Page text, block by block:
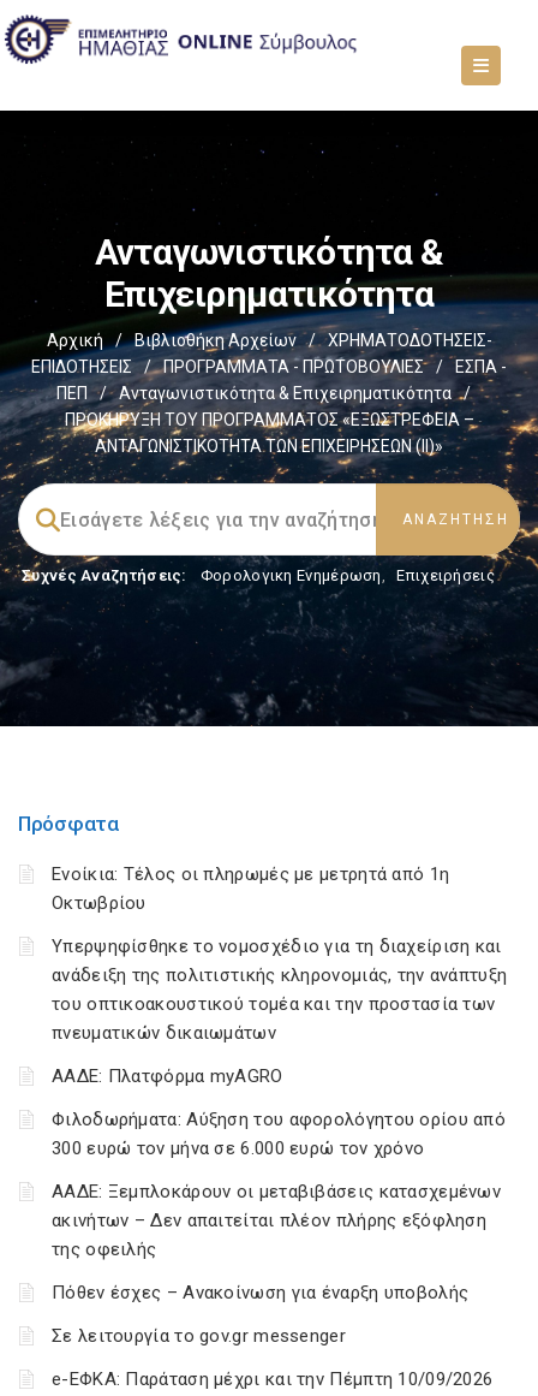
Ανταγωνιστικότητα &
Επιχειρηματικότητα
Αρχική / Βιβλιοθήκη Αρχείων /
ΧΡΗΜΑΤΟΔΟΤΗΣΕΙΣ-
ΕΠΙΔΟΤΗΣΕΙΣ
/ ΠΡΟΓΡΑΜΜΑΤΑ - ΠΡΩΤΟΒΟΥΛΙΕΣ /
ΕΣΠΑ -
ΠΕΠ
/ Ανταγωνιστικότητα & Επιχειρηματικότητα
/
ΠΡΟΚΗΡΥΞΗ ΤΟΥ ΠΡΟΓΡΑΜΜΑΤΟΣ «ΕΞΩΣΤΡΕΦΕΙΑ –
ΑΝΤΑΓΩΝΙΣΤΙΚΟΤΗΤΑ ΤΩΝ ΕΠΙΧΕΙΡΗΣΕΩΝ (II)»
Συχνές Αναζητήσεις: Φορολογικη Ενημέρωση, Επιχειρήσεις
Πρόσφατα
Ενοίκια: Τέλος οι πληρωμές με μετρητά από 1η
Οκτωβρίου
Υπερψηφίσθηκε το νομοσχέδιο για τη διαχείριση και
ανάδειξη της πολιτιστικής κληρονομιάς, την ανάπτυξη
του οπτικοακουστικού τομέα και την προστασία των
πνευματικών δικαιωμάτων
ΑΑΔΕ: Πλατφόρμα myAGRO
Φιλοδωρήματα: Αύξηση του αφορολόγητου ορίου από
300 ευρώ τον μήνα σε 6.000 ευρώ τον χρόνο
ΑΑΔΕ: Ξεμπλοκάρουν οι μεταβιβάσεις κατασχεμένων
ακινήτων – Δεν απαιτείται πλέον πλήρης εξόφληση
της οφειλής
Πόθεν έσχες – Ανακοίνωση για έναρξη υποβολής
Σε λειτουργία το gov.gr messenger
e-ΕΦΚΑ: Παράταση μέχρι και την Πέμπτη 10/09/2026